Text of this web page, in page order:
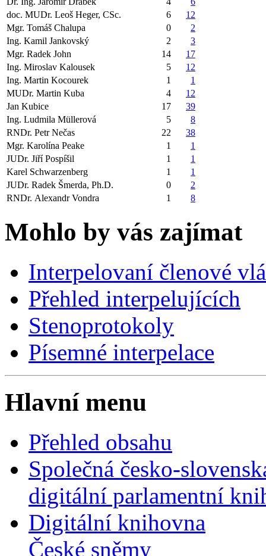
doc. MUDr. Leoš Heger, CSc.
6
12
Mgr. Tomáš Chalupa
0
2
Ing. Kamil Jankovský
2
3
Mgr. Radek John
14
17
Ing. Miroslav Kalousek
5
12
Ing. Martin Kocourek
1
1
MUDr. Martin Kuba
4
12
Jan Kubice
17
39
Ing. Ludmila Müllerová
5
8
RNDr. Petr Nečas
22
38
Mgr. Karolína Peake
1
1
JUDr. Jiří Pospíšil
1
1
Karel Schwarzenberg
1
1
JUDr. Radek Šmerda, Ph.D.
0
2
RNDr. Alexandr Vondra
1 8
Mohlo by vás zajímat
Interpelovaní členové
Přehled interpelujících
Stenoprotokoly
Písemné interpelace
Hlavní menu
Přehled obsahu
Společná česko-
digitální parlamentní
Digitální knihovna
České sněmy